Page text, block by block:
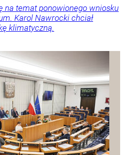
na temat ponowionego wniosku
Karol Nawrocki chciał
klimatyczną.